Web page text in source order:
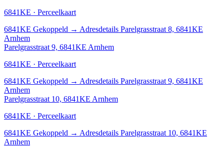
6841KE · Perceelkaart
6841KE Gekoppeld → Adresdetails Parelgrasstraat 8, 6841KE
Arnhem
Parelgrasstraat 9, 6841KE Arnhem
6841KE · Perceelkaart
6841KE Gekoppeld → Adresdetails Parelgrasstraat 9, 6841KE
Arnhem
Parelgrasstraat 10, 6841KE Arnhem
6841KE · Perceelkaart
6841KE Gekoppeld → Adresdetails Parelgrasstraat 10, 6841KE
Arnhem